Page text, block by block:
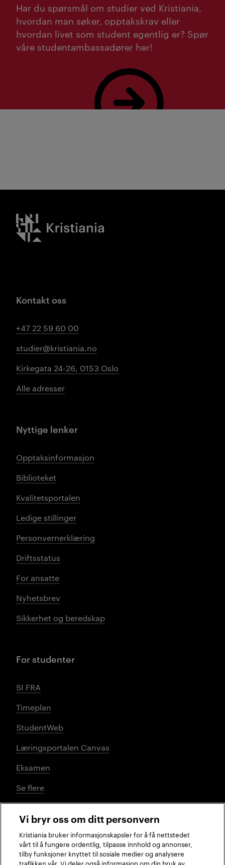
Har du spørsmål om studier ved Kristiania,
hvordan man søker, opptakskrav eller
hvordan livet som student egentlig er? Spør
våre studentambassadører her!
Bestill studieveiledning her!
Kristiania logo
Kontakt oss
+47 22 59 60 00
studier@kristiania.no
Kirkegata 24-26, 0153 Oslo
Alle adresser
Nyttige lenker
Opptaksinformasjon
Biblioteket
Kvalitetsportalen
Ledige stillinger
Personvernerklæring
Driftsstatus
For ansatte
Nyhetsbrev
Sikkerhet og beredskap
For studenter
SI FRA
Timeplan
StudentWeb
Læringsportalen Canvas
Eksamen
Se flere
Sosiale medier
Vi bryr oss om ditt personvern
Kristiania bruker informasjonskapsler for å få nettstedet
vårt til å fungere ordentlig, tilpasse innhold og annonser,
tilby funksjoner knyttet til sosiale medier og analysere
trafikken vår. Vi deler også informasjon om din bruk av